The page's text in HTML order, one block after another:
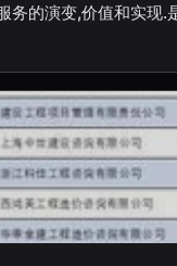
务的演变,价值和实现.